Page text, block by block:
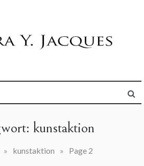
kunstaktion
» kunstaktion » Page 2